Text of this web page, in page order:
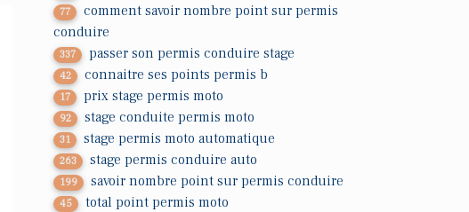
77
comment savoir nombre point sur permis
conduire
337 passer son permis conduire stage
42 connaitre ses points permis b
17 prix stage permis moto
92 stage conduite permis moto
31 stage permis moto automatique
263 stage permis conduire auto
199 savoir nombre point sur permis conduire
45 total point permis moto